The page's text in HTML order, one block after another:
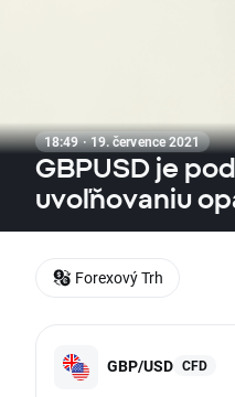
18:49 · 19. července 2021
GBPUSD je
uvoľňovaniu
GBP/USD CFD
Forexový Trh